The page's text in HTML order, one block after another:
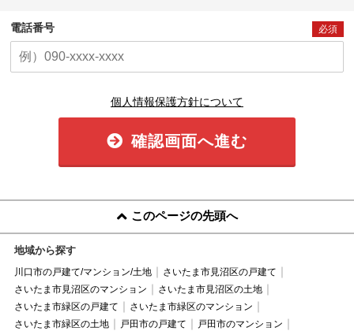
電話番号 必須
個人情報保護方針について
確認画面へ進む
このページの先頭へ
地域から探す
川口市の戸建て/マンション/土地
さいたま市見沼区の戸建て
さいたま市見沼区のマンション
さいたま市見沼区の土地
さいたま市緑区の戸建て
さいたま市緑区のマンション
さいたま市緑区の土地
戸田市の戸建て
戸田市のマンション